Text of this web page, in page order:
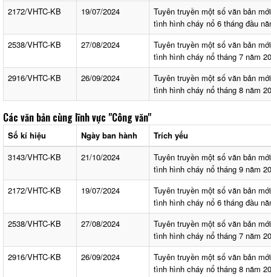
2172/VHTC-KB 19/07/2024
Tuyên truyền một số văn bản
tình hình cháy nổ 6 tháng đầu
2538/VHTC-KB
27/08/2024
Tuyên truyền một số văn bản
tình hình cháy nổ tháng 7 năm
2916/VHTC-KB
26/09/2024
Tuyên truyền một số văn bản
tình hình cháy nổ tháng 8 năm
Các văn bản cùng lĩnh vực "Công văn"
Số kí hiệu Ngày ban hành
Trích yếu
3143/VHTC-KB
21/10/2024
Tuyên truyền một số văn bản
tình hình cháy nổ tháng 9 năm
2172/VHTC-KB
19/07/2024
Tuyên truyền một số văn bản
tình hình cháy nổ 6 tháng đầu
2538/VHTC-KB
27/08/2024
Tuyên truyền một số văn bản
tình hình cháy nổ tháng 7 năm
2916/VHTC-KB
26/09/2024
Tuyên truyền một số văn bản
tình hình cháy nổ tháng 8 năm